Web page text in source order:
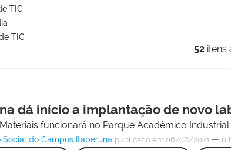
52 itens
TIC
TIC
dá início a implantação de novo
funcionará no Parque Acadêmico
Social do Campus Itaperuna publicado em 06/08/2021 —